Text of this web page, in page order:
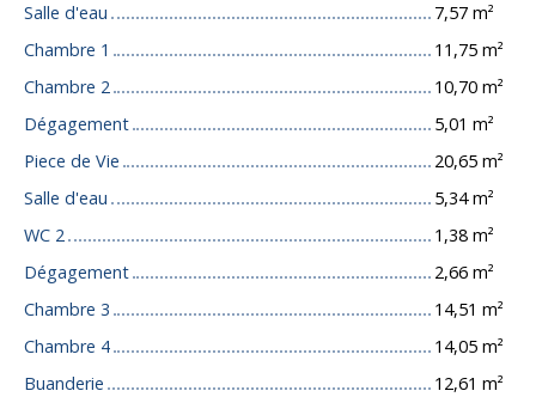
Salle d'eau
7,57 m²
Chambre 1
11,75 m²
Chambre 2
10,70 m²
Dégagement
5,01 m²
Piece de Vie
20,65 m²
Salle d'eau
5,34 m²
WC 2
1,38 m²
Dégagement
2,66 m²
Chambre 3
14,51 m²
Chambre 4
14,05 m²
Buanderie
12,61 m²